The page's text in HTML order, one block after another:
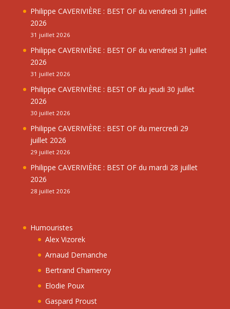
Philippe CAVERIVIÈRE : BEST OF du vendredi 31 juillet
2026
31 juillet 2026
Philippe CAVERIVIÈRE : BEST OF du vendreid 31 juillet
2026
31 juillet 2026
Philippe CAVERIVIÈRE : BEST OF du jeudi 30 juillet
2026
30 juillet 2026
Philippe CAVERIVIÈRE : BEST OF du mercredi 29
juillet 2026
29 juillet 2026
Philippe CAVERIVIÈRE : BEST OF du mardi 28 juillet
2026
28 juillet 2026
Humouristes
Alex Vizorek
Arnaud Demanche
Bertrand Chameroy
Elodie Poux
Gaspard Proust